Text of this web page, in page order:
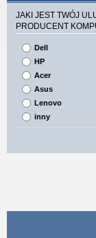
JAKI JEST TWÓJ
PRODUCENT
Dell
HP
Acer
Asus
Lenovo
inny